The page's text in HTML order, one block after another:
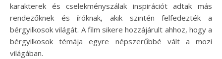
karakterek és cselekményszálak inspirációt adtak más
rendezőknek és íróknak, akik szintén felfedezték a
bérgyilkosok világát. A film sikere hozzájárult ahhoz, hogy a
bérgyilkosok témája egyre népszerűbbé vált a mozi
világában.